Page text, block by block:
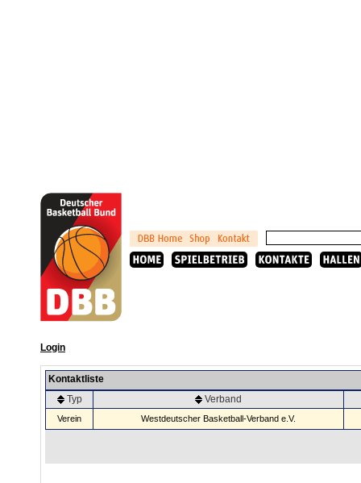
Login
Kontaktliste
Typ
Verband
Verein Westdeutscher Basketball-Verband e.V.